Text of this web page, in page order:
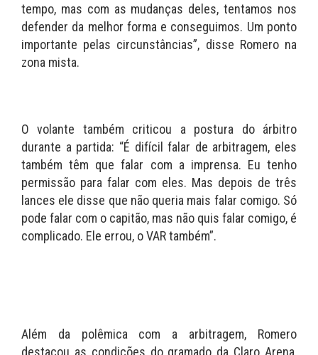
tempo, mas com as mudanças deles, tentamos nos
defender da melhor forma e conseguimos. Um ponto
importante pelas circunstâncias”, disse Romero na
zona mista.
O volante também criticou a postura do árbitro
durante a partida: “É difícil falar de arbitragem, eles
também têm que falar com a imprensa. Eu tenho
permissão para falar com eles. Mas depois de três
lances ele disse que não queria mais falar comigo. Só
pode falar com o capitão, mas não quis falar comigo, é
complicado. Ele errou, o VAR também”.
Além da polêmica com a arbitragem, Romero